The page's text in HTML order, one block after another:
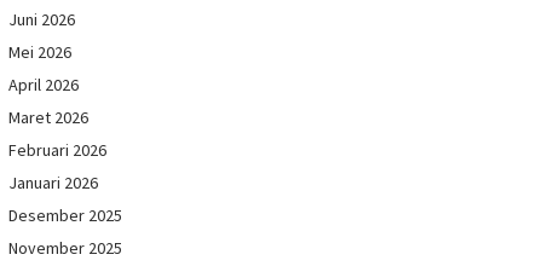
Juni 2026
Mei 2026
April 2026
Maret 2026
Februari 2026
Januari 2026
Desember 2025
November 2025